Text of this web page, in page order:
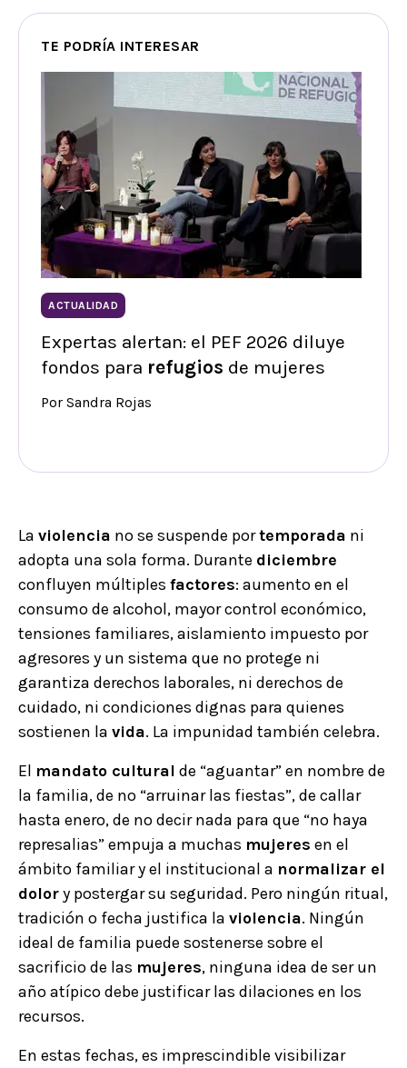
TE PODRÍA INTERESAR
ACTUALIDAD
Expertas alertan: el PEF 2026 diluye
fondos para refugios de mujeres
Por Sandra Rojas
La violencia no se suspende portemporada ni
adopta una sola forma. Durante diciembre
confluyen múltiples factores: aumento en el
consumo de alcohol, mayor control económico,
tensiones familiares, aislamiento impuesto por
agresores y un sistema que no protege ni
garantiza derechos laborales, ni derechos de
cuidado, ni condiciones dignas para quienes
sostienen la vida. La impunidad también celebra.
El mandato cultural de “aguantar” en nombre de
la familia, de no “arruinar las fiestas”, de callar
hasta enero, de no decir nada para que “no haya
represalias” empuja a muchas mujeres en el
ámbito familiar y el institucional a normalizar el
dolory postergar su seguridad. Pero ningún ritual,
tradición o fecha justifica la violencia. Ningún
ideal de familia puede sostenerse sobre el
sacrificio de las mujeres, ninguna idea de ser un
año atípico debe justificar las dilaciones en los
recursos.
En estas fechas, es imprescindible visibilizar